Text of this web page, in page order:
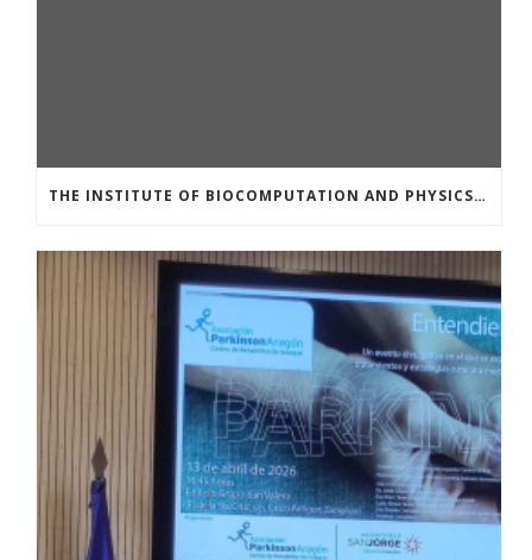
THE INSTITUTE OF BIOCOMPUTATION AND PHYSICS OF COMPLEX SYSTEMS AT THE UNIVERSITY OF ZARAGOZA ORGANISED THE WORKSHOP “THE JOURNEY THROUGH THE DIGESTIVE SYSTEM” FOR MEMBERS OF THE UTRILLO ASSOCIATION